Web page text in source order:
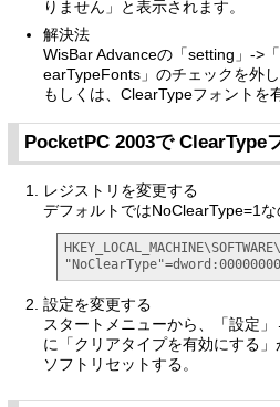
りません」と表示されます。
解決法
WisBar Advanceの「setting」->
earTypeFonts」のチェックを外し
もしくは、ClearTypeフォントを
PocketPC 2003で ClearType
レジストリを変更する
デフォルトではNoClearType=1な
"NoClearType"=dword:00000000
設定を変更する
スタートメニューから、「設定
に「クリアタイプを有効にする
ソフトリセットする。